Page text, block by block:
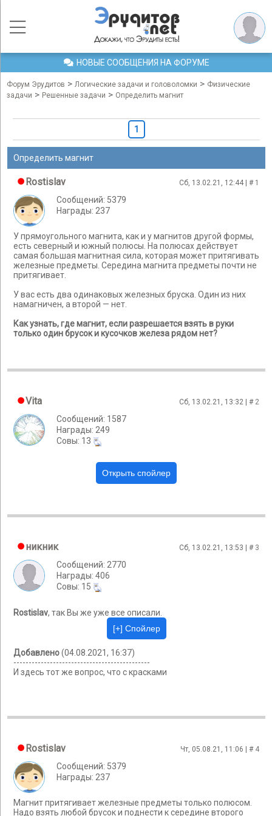
НОВЫЕ СООБЩЕНИЯ НА ФОРУМЕ
Форум Эрудитов > Логические задачи и головоломки > Физические
задачи > Решенные задачи > Определить магнит
1
Определить магнит
Rostislav Сб, 13.02.21, 12:44 | # 1
Сообщений: 5379
Награды: 237
У прямоугольного магнита, как и у магнитов другой формы,
есть северный и южный полюсы. На полюсах действует
самая большая магнитная сила, которая может притягивать
железные предметы. Середина магнита предметы почти не
притягивает.
У вас есть два одинаковых железных бруска. Один из них
намагничен, а второй — нет.
Как узнать, где магнит, если разрешается взять в руки
только один брусок и кусочков железа рядом нет?
Vita Сб, 13.02.21, 13:32 | # 2
Сообщений: 1587
Награды: 249
Cовы: 13
никник Сб, 13.02.21, 13:53 | # 3
Сообщений: 2770
Награды: 406
Cовы: 15
Rostislav, так Вы же уже все описали.
Добавлено(04.08.2021, 16:37)
---------------------------------------------
И здесь тот же вопрос, что с красками
Rostislav Чт, 05.08.21, 11:06 | # 4
Сообщений: 5379
Награды: 237
Магнит притягивает железные предметы только полюсом.
Надо взять любой брусок и поднести к середине второго